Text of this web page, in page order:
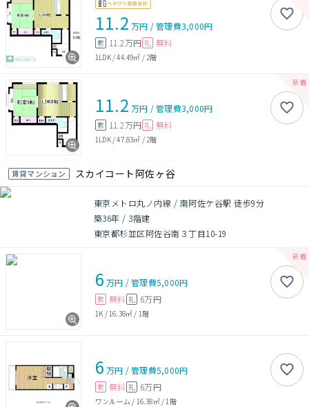
11.2 万円 /管理費3,000円
敷 11.2万円 礼 無料
1LDK/44.49㎡ /2階
11.2 万円 /管理費3,000円
敷 11.2万円 礼 無料
1LDK/47.83㎡ / 2階
賃貸マンション スカイコート阿佐ヶ谷
東京メトロ丸ノ内線 / 南阿佐ケ谷駅 徒歩9分
築36年 / 3階建
東京都杉並区阿佐谷南３丁目10-19
6 万円 /管理費5,000円
敷 無料 礼 6万円
1K / 16.38㎡ / 1階
6 万円 /管理費5,000円
敷 無料 礼 6万円
ワンルーム / 16.38㎡/ 1階